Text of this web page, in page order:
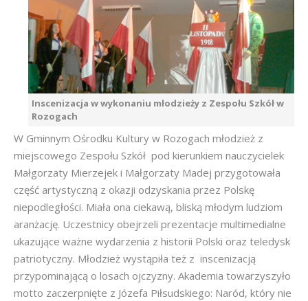
Inscenizacja w wykonaniu młodzieży z Zespołu Szkół w
Rozogach
W Gminnym Ośrodku Kultury w Rozogach młodzież z
miejscowego Zespołu Szkół pod kierunkiem nauczycielek
Małgorzaty Mierzejek i Małgorzaty Madej przygotowała
część artystyczną z okazji odzyskania przez Polskę
niepodległości. Miała ona ciekawą, bliską młodym ludziom
aranżację. Uczestnicy obejrzeli prezentacje multimedialne
ukazujące ważne wydarzenia z historii Polski oraz teledysk
patriotyczny. Młodzież wystąpiła też z inscenizacją
przypominającą o losach ojczyzny. Akademia towarzyszyło
motto zaczerpnięte z Józefa Piłsudskiego: Naród, który nie